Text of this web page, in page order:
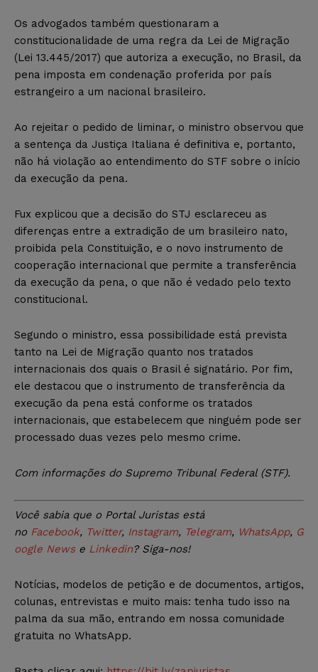
Os advogados também questionaram a
constitucionalidade de uma regra da Lei de Migração
(Lei 13.445/2017) que autoriza a execução, no Brasil, da
pena imposta em condenação proferida por país
estrangeiro a um nacional brasileiro.
Ao rejeitar o pedido de liminar, o ministro observou que
a sentença da Justiça Italiana é definitiva e, portanto,
não há violação ao entendimento do STF sobre o início
da execução da pena.
Fux explicou que a decisão do STJ esclareceu as
diferenças entre a extradição de um brasileiro nato,
proibida pela Constituição, e o novo instrumento de
cooperação internacional que permite a transferência
da execução da pena, o que não é vedado pelo texto
constitucional.
Segundo o ministro, essa possibilidade está prevista
tanto na Lei de Migração quanto nos tratados
internacionais dos quais o Brasil é signatário. Por fim,
ele destacou que o instrumento de transferência da
execução da pena está conforme os tratados
internacionais, que estabelecem que ninguém pode ser
processado duas vezes pelo mesmo crime.
Com informações do Supremo Tribunal Federal (STF).
Você sabia que o Portal Juristas está
no Facebook, Twitter, Instagram, Telegram, WhatsApp, G
oogle Newse Linkedin? Siga-nos!
Notícias, modelos de petição e de documentos, artigos,
colunas, entrevistas e muito mais: tenha tudo isso na
palma da sua mão, entrando em nossa comunidade
gratuita no WhatsApp.